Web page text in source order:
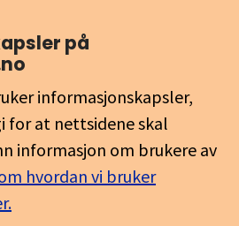
på
informasjonskapsler,
for at nettsidene skal
informasjon om brukere av
hvordan vi bruker